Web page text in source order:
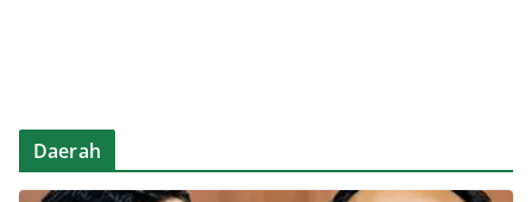
Daerah